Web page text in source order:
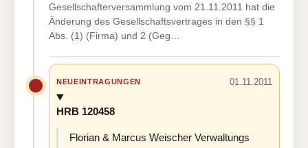
Gesellschafterversammlung vom 21.11.2011 hat die
Änderung des Gesellschaftsvertrages in den §§ 1
Abs. (1) (Firma) und 2 (Geg…
NEUEINTRAGUNGEN 01.11.2011
HRB 120458
Florian & Marcus Weischer Verwaltungs